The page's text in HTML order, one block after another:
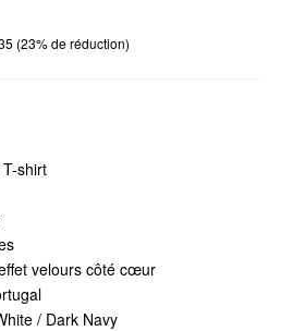
(23% de réduction)
shirt
velours côté cœur
/ Dark Navy